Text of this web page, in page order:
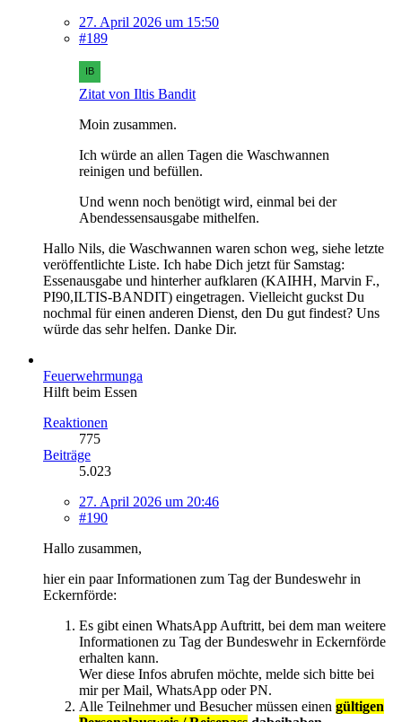
27. April 2026 um 15:50
#189
Zitat von Iltis Bandit
Moin zusammen.
Ich würde an allen Tagen die Waschwannen
reinigen und befüllen.
Und wenn noch benötigt wird, einmal bei der
Abendessensausgabe mithelfen.
Hallo Nils, die Waschwannen waren schon weg, siehe letzte
veröffentlichte Liste. Ich habe Dich jetzt für Samstag:
Essenausgabe und hinterher aufklaren (KAIHH, Marvin F.,
PI90,ILTIS-BANDIT) eingetragen. Vielleicht guckst Du
nochmal für einen anderen Dienst, den Du gut findest? Uns
würde das sehr helfen. Danke Dir.
Feuerwehrmunga
Hilft beim Essen
Reaktionen
775
Beiträge
5.023
27. April 2026 um 20:46
#190
Hallo zusammen,
hier ein paar Informationen zum Tag der Bundeswehr in
Eckernförde:
Es gibt einen WhatsApp Auftritt, bei dem man weitere
Informationen zu Tag der Bundeswehr in Eckernförde
erhalten kann.
Wer diese Infos abrufen möchte, melde sich bitte bei
mir per Mail, WhatsApp oder PN.
Alle Teilnehmer und Besucher müssen einen gültigen